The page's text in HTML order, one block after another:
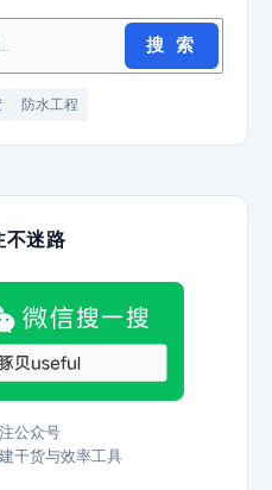
搜 索
防水工程
不迷路
公众号
干货与效率工具